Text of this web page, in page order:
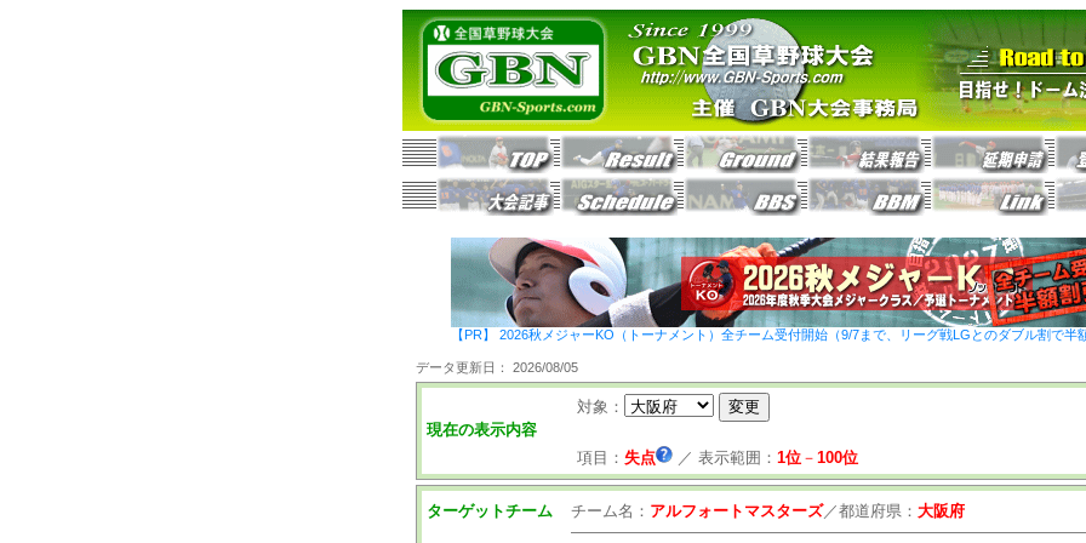
【PR】 2026秋メジャーKO（トーナメント）全チーム受付開始（9/7まで、リーグ戦LGとのダブル割で半
データ更新日： 2026/08/05
現在の表示内容
対象：
項目： 失点 ／ 表示範囲： 1位－ 100位
ターゲットチーム チーム名： アルフォートマスターズ／都道府県： 大阪府